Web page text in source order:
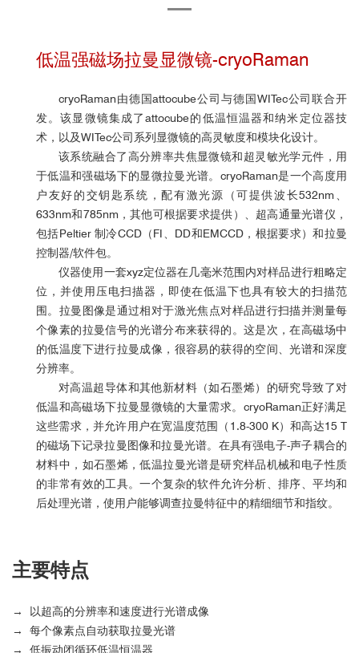
低温强磁场拉曼显微镜-cryoRaman
cryoRaman由德国attocube公司与德国WITec公司联合开
发。该显微镜集成了attocube的低温恒温器和纳米定位器技
术，以及WITec公司系列显微镜的高灵敏度和模块化设计。
该系统融合了高分辨率共焦显微镜和超灵敏光学元件，用
于低温和强磁场下的显微拉曼光谱。cryoRaman是一个高度用
户友好的交钥匙系统，配有激光源（可提供波长532nm、
633nm和785nm，其他可根据要求提供）、超高通量光谱仪，
包括Peltier 制冷CCD（FI、DD和EMCCD，根据要求）和拉曼
控制器/软件包。
仪器使用一套xyz定位器在几毫米范围内对样品进行粗略定
位，并使用压电扫描器，即使在低温下也具有较大的扫描范
围。拉曼图像是通过相对于激光焦点对样品进行扫描并测量每
个像素的拉曼信号的光谱分布来获得的。这是次，在高磁场中
的低温度下进行拉曼成像，很容易的获得的空间、光谱和深度
分辨率。
对高温超导体和其他新材料（如石墨烯）的研究导致了对
低温和高磁场下拉曼显微镜的大量需求。cryoRaman正好满足
这些需求，并允许用户在宽温度范围（1.8-300 K）和高达15 T
的磁场下记录拉曼图像和拉曼光谱。在具有强电子-声子耦合的
材料中，如石墨烯，低温拉曼光谱是研究样品机械和电子性质
的非常有效的工具。一个复杂的软件允许分析、排序、平均和
后处理光谱，使用户能够调查拉曼特征中的精细细节和指纹。
主要特点
→ 以超高的分辨率和速度进行光谱成像
→ 每个像素点自动获取拉曼光谱
→ 低振动闭循环低温恒温器